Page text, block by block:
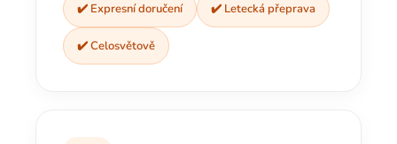
✔️ Expresní doručení ✔️ Letecká přeprava
✔️ Celosvětově